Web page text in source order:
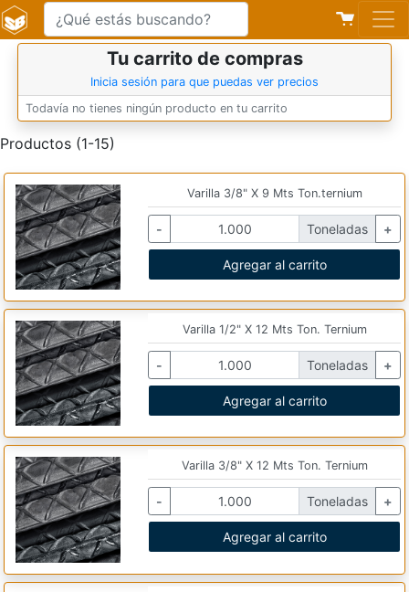
Productos (1-15)
Varilla 3/8" X 9 Mts Ton.ternium
- Toneladas +
Agregar al carrito
Varilla 1/2" X 12 Mts Ton. Ternium
- Toneladas +
Agregar al carrito
Varilla 3/8" X 12 Mts Ton. Ternium
- Toneladas +
Agregar al carrito
Tu carrito de compras
Inicia sesión para que puedas ver precios
Todavía no tienes ningún producto en tu carrito